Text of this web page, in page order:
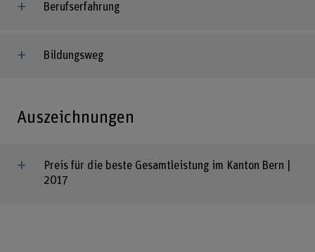
Berufserfahrung
Bildungsweg
Auszeichnungen
Preis für die beste Gesamtleistung im Kanton Bern |
2017